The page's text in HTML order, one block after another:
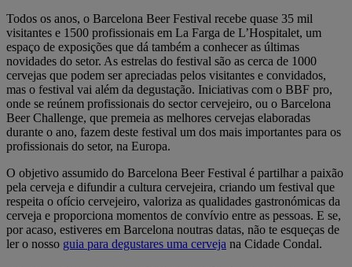
Todos os anos, o Barcelona Beer Festival recebe quase 35 mil
visitantes e 1500 profissionais em La Farga de L’Hospitalet, um
espaço de exposições que dá também a conhecer as últimas
novidades do setor. As estrelas do festival são as cerca de 1000
cervejas que podem ser apreciadas pelos visitantes e convidados,
mas o festival vai além da degustação. Iniciativas com o BBF pro,
onde se reúnem profissionais do sector cervejeiro, ou o Barcelona
Beer Challenge, que premeia as melhores cervejas elaboradas
durante o ano, fazem deste festival um dos mais importantes para os
profissionais do setor, na Europa.
O objetivo assumido do Barcelona Beer Festival é partilhar a paixão
pela cerveja e difundir a cultura cervejeira, criando um festival que
respeita o ofício cervejeiro, valoriza as qualidades gastronómicas da
cerveja e proporciona momentos de convívio entre as pessoas. E se,
por acaso, estiveres em Barcelona noutras datas, não te esqueças de
ler o nosso guia para degustares uma cerveja na Cidade Condal.